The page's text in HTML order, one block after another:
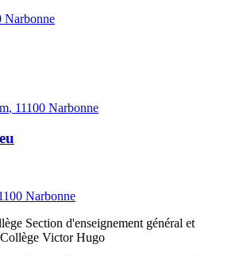
Narbonne
, 11100 Narbonne
Narbonne
Section d'enseignement général et
Victor Hugo